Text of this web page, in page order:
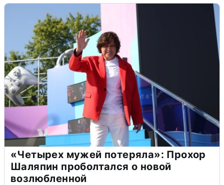
«Четырех мужей потеряла»: Прохор
Шаляпин проболтался о новой
возлюбленной